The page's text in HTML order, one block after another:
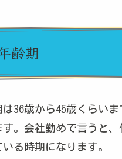
齢期
36歳から45歳くらい
す。会社勤めで言うと
る時期になります。